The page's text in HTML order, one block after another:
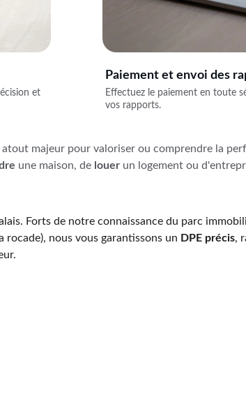
et
Paiement et envoi des
Effectuez le paiement en toute
vos rapports.
majeur pour valoriser ou comprendre la
une maison, de louer un logement ou
Forts de notre connaissance du parc
nous vous garantissons un DPE précis,